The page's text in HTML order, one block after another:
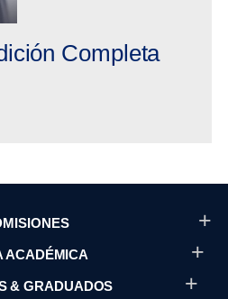
Completa
ACADÉMICA
& GRADUADOS